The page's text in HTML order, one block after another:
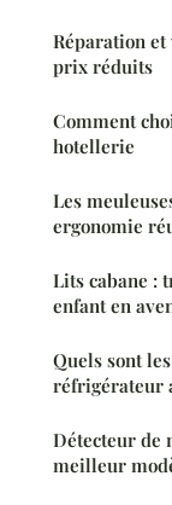
Réparation
prix réduits
Comment
hotellerie
Les
ergonomie
Lits cabane :
enfant en
Quels sont
réfrigérateur
Détecteur de
meilleur